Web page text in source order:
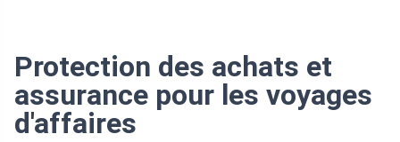
Protection des achats et
assurance pour les voyages
d'affaires